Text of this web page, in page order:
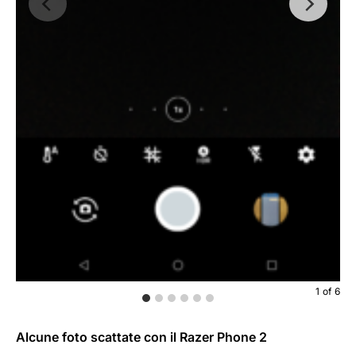
1 of 6
Alcune foto scattate con il Razer Phone 2